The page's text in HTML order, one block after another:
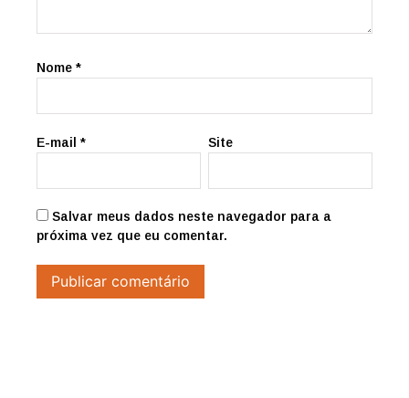
Nome *
E-mail * Site
Salvar meus dados neste navegador para a
próxima vez que eu comentar.